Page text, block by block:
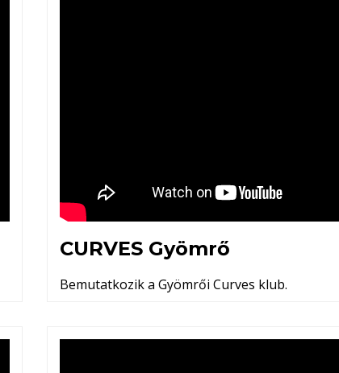
CURVES Gyömrő
Bemutatkozik a Gyömrői Curves klub.